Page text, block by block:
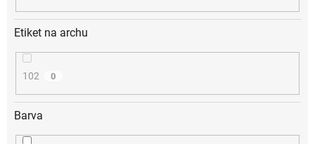
Etiket na archu
102 0
Barva